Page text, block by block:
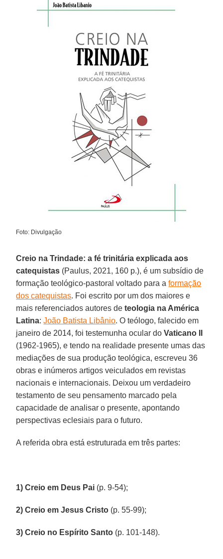
Foto: Divulgação
Creio na Trindade: a fé trinitária explicada aos
catequistas (Paulus, 2021, 160 p.), é um subsídio de
formação teológico-pastoral voltado para aformação
dos catequistas. Foi escrito por um dos maiores e
mais referenciados autores deteologia na América
Latina:João Batista Libânio. O teólogo, falecido em
janeiro de 2014, foi testemunha ocular do Vaticano II
(1962-1965), e tendo na realidade presente umas das
mediações de sua produção teológica, escreveu 36
obras e inúmeros artigos veiculados em revistas
nacionais e internacionais. Deixou um verdadeiro
testamento de seu pensamento marcado pela
capacidade de analisar o presente, apontando
perspectivas eclesiais para o futuro.
A referida obra está estruturada em três partes:
1) Creio em Deus Pai (p. 9-54);
2) Creio em Jesus Cristo (p. 55-99);
3) Creio no Espírito Santo (p. 101-148).